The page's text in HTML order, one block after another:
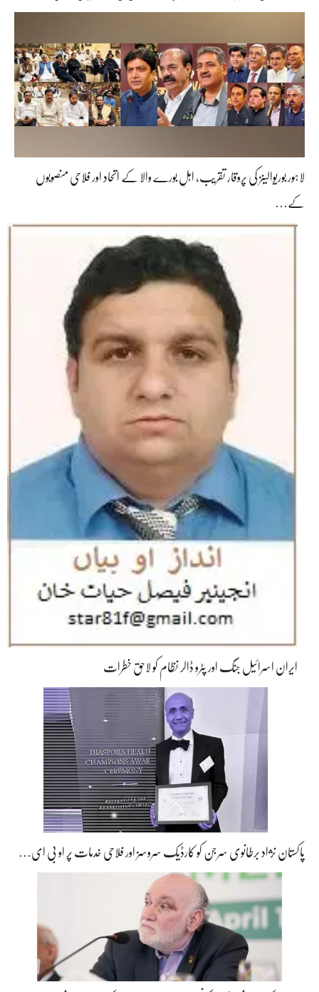
لاہور بوریوالینز کی پروقار تقریب، اہلِ بورے والا کے اتحاد اور فلاحی منصوبوں
کے…
ایران اسرائیل جنگ اور پٹرو ڈالر نظام کو لاحق خطرات
پاکستان نژاد برطانوی سرجن کو کارڈیک سروسز اور فلاحی خدمات پر او بی ای…